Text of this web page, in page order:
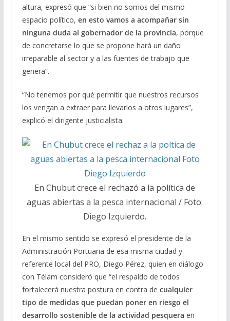
altura, expresó que “si bien no somos del mismo
espacio político, en esto vamos a acompañar sin
ninguna duda al gobernador de la provincia, porque
de concretarse lo que se propone hará un daño
irreparable al sector y a las fuentes de trabajo que
genera”.
“No tenemos por qué permitir que nuestros recursos
los vengan a extraer para llevarlos a otros lugares”,
explicó el dirigente justicialista.
En Chubut crece el rechazó a la política de
aguas abiertas a la pesca internacional / Foto:
Diego Izquierdo.
En el mismo sentido se expresó el presidente de la
Administración Portuaria de esa misma ciudad y
referente local del PRO, Diego Pérez, quien en diálogo
con Télam consideró que “el respaldo de todos
fortalecerá nuestra postura en contra de cualquier
tipo de medidas que puedan poner en riesgo el
desarrollo sostenible de la actividad pesquera en